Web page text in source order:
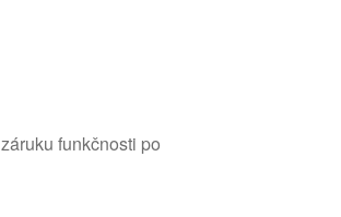
funkčnosti po